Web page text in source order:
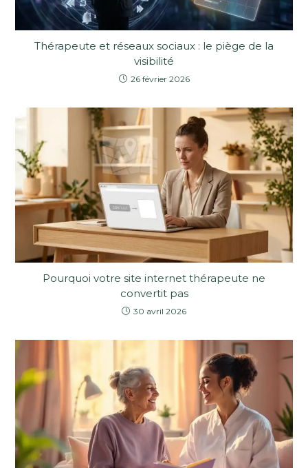
Thérapeute et réseaux sociaux : le piège de la
visibilité
26 février 2026
Pourquoi votre site internet thérapeute ne
convertit pas
30 avril 2026